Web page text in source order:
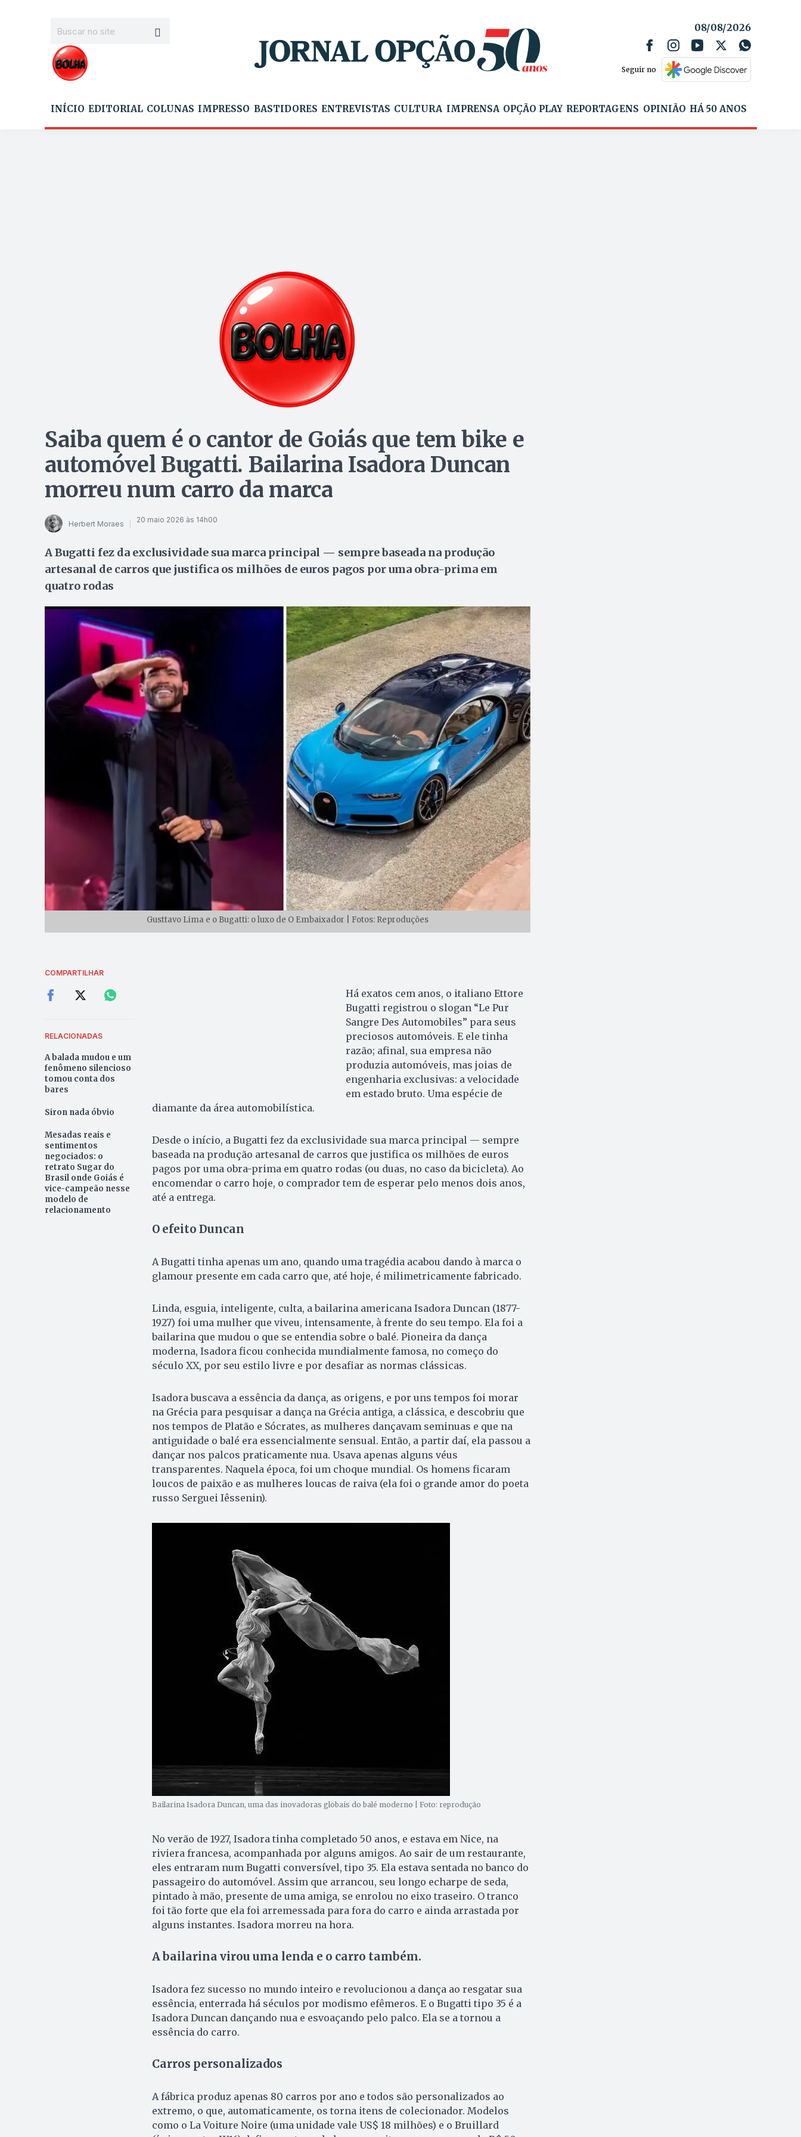
08/08/2026
Seguir no
INÍCIO EDITORIAL COLUNAS IMPRESSO BASTIDORES ENTREVISTAS CULTURA IMPRENSA OPÇÃO PLAY REPORTAGENS OPINIÃO HÁ 50 ANOS
Saiba quem é o cantor de Goiás que tem bike e
automóvel Bugatti. Bailarina Isadora Duncan
morreu num carro da marca
Herbert Moraes 20 maio 2026 às 14h00
A Bugatti fez da exclusividade sua marca principal — sempre baseada na produção
artesanal de carros que justifica os milhões de euros pagos por uma obra-prima em
quatro rodas
Gusttavo Lima e o Bugatti: o luxo de O Embaixador | Fotos: Reproduções
COMPARTILHAR
RELACIONADAS
A balada mudou e um
fenômeno silencioso
tomou conta dos
bares
Siron nada óbvio
Mesadas reais e
sentimentos
negociados: o
retrato Sugar do
Brasil onde Goiás é
vice-campeão nesse
modelo de
relacionamento
Há exatos cem anos, o italiano Ettore
Bugatti registrou o slogan “Le Pur
Sangre Des Automobiles” para seus
preciosos automóveis. E ele tinha
razão; afinal, sua empresa não
produzia automóveis, mas joias de
engenharia exclusivas: a velocidade
em estado bruto. Uma espécie de
diamante da área automobilística.
Desde o início, a Bugatti fez da exclusividade sua marca principal — sempre
baseada na produção artesanal de carros que justifica os milhões de euros
pagos por uma obra-prima em quatro rodas (ou duas, no caso da bicicleta). Ao
encomendar o carro hoje, o comprador tem de esperar pelo menos dois anos,
até a entrega.
O efeito Duncan
A Bugatti tinha apenas um ano, quando uma tragédia acabou dando à marca o
glamour presente em cada carro que, até hoje, é milimetricamente fabricado.
Linda, esguia, inteligente, culta, a bailarina americana Isadora Duncan (1877-
1927) foi uma mulher que viveu, intensamente, à frente do seu tempo. Ela foi a
bailarina que mudou o que se entendia sobre o balé. Pioneira da dança
moderna, Isadora ficou conhecida mundialmente famosa, no começo do
século XX, por seu estilo livre e por desafiar as normas clássicas.
Isadora buscava a essência da dança, as origens, e por uns tempos foi morar
na Grécia para pesquisar a dança na Grécia antiga, a clássica, e descobriu que
nos tempos de Platão e Sócrates, as mulheres dançavam seminuas e que na
antiguidade o balé era essencialmente sensual. Então, a partir daí, ela passou a
dançar nos palcos praticamente nua. Usava apenas alguns véus
transparentes. Naquela época, foi um choque mundial. Os homens ficaram
loucos de paixão e as mulheres loucas de raiva (ela foi o grande amor do poeta
russo Serguei Iêssenin).
Bailarina Isadora Duncan, uma das inovadoras globais do balé moderno | Foto: reprodução
No verão de 1927, Isadora tinha completado 50 anos, e estava em Nice, na
riviera francesa, acompanhada por alguns amigos. Ao sair de um restaurante,
eles entraram num Bugatti conversível, tipo 35. Ela estava sentada no banco do
passageiro do automóvel. Assim que arrancou, seu longo echarpe de seda,
pintado à mão, presente de uma amiga, se enrolou no eixo traseiro. O tranco
foi tão forte que ela foi arremessada para fora do carro e ainda arrastada por
alguns instantes. Isadora morreu na hora.
A bailarina virou uma lenda e o carro também.
Isadora fez sucesso no mundo inteiro e revolucionou a dança ao resgatar sua
essência, enterrada há séculos por modismo efêmeros. E o Bugatti tipo 35 é a
Isadora Duncan dançando nua e esvoaçando pelo palco. Ela se a tornou a
essência do carro.
Carros personalizados
A fábrica produz apenas 80 carros por ano e todos são personalizados ao
extremo, o que, automaticamente, os torna itens de colecionador. Modelos
como o La Voiture Noire (uma unidade vale US$ 18 milhões) e o Bruillard